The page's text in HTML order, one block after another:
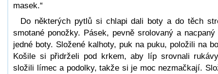
masek.“
Do některých pytlů si chlapi dali boty a do těch
smotané ponožky. Pásek, pevně srolovaný a nacpaný
jedné boty. Složené kalhoty, puk na puku, položili na
Košile si přidrželi pod krkem, aby líp srovnali
složili límec a podolky, takže si je moc nezmačkají.